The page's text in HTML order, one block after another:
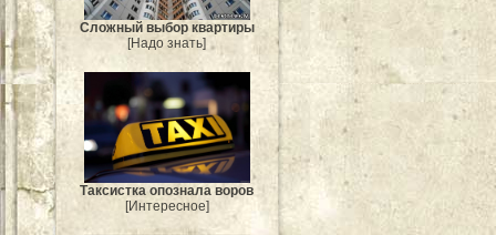
Сложный выбор квартиры
[Надо знать]
Таксистка опознала воров
[Интересное]